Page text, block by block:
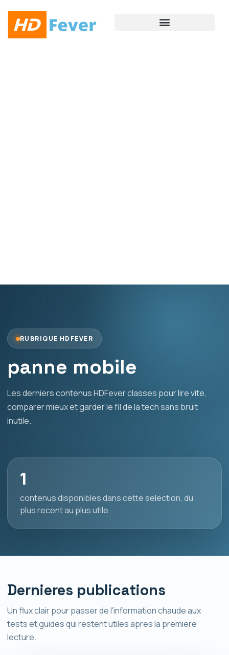
RUBRIQUE HDFEVER
panne mobile
Les derniers contenus HDFever classes pour lire vite,
comparer mieux et garder le fil de la tech sans bruit
inutile.
1
contenus disponibles dans cette selection, du
plus recent au plus utile.
Dernieres publications
Un flux clair pour passer de l'information chaude aux
tests et guides qui restent utiles apres la premiere
lecture.